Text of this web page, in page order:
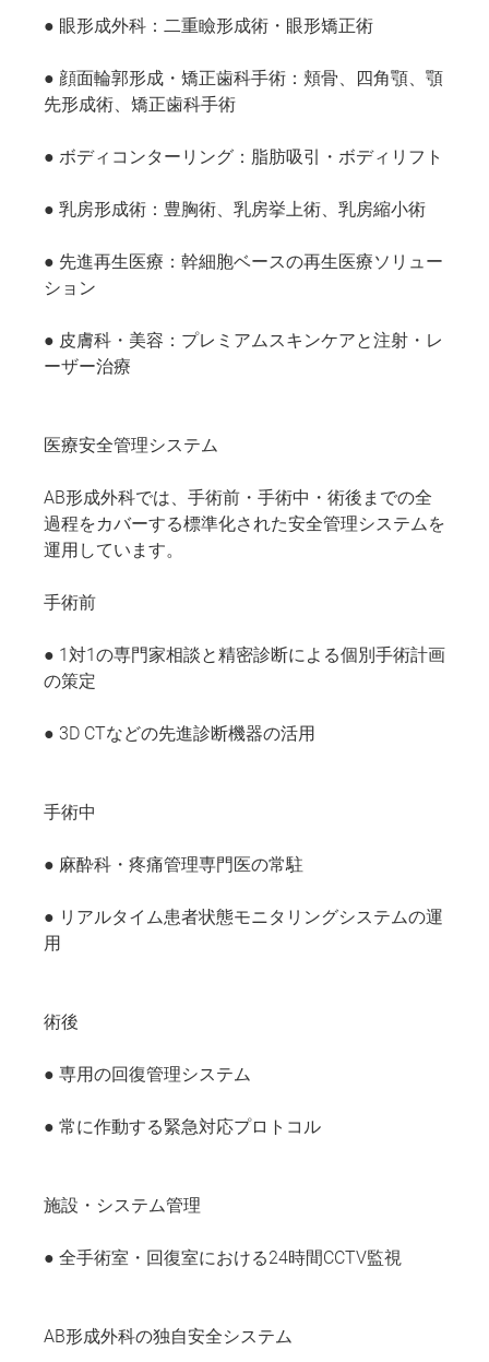
● 眼形成外科：二重瞼形成術・眼形矯正術
● 顔面輪郭形成・矯正歯科手術：頬骨、四角顎、顎
先形成術、矯正歯科手術
● ボディコンターリング：脂肪吸引・ボディリフト
● 乳房形成術：豊胸術、乳房挙上術、乳房縮小術
● 先進再生医療：幹細胞ベースの再生医療ソリュー
ション
● 皮膚科・美容：プレミアムスキンケアと注射・レ
ーザー治療
医療安全管理システム
AB形成外科では、手術前・手術中・術後までの全
過程をカバーする標準化された安全管理システムを
運用しています。
手術前
● 1対1の専門家相談と精密診断による個別手術計画
の策定
● 3D CTなどの先進診断機器の活用
手術中
● 麻酔科・疼痛管理専門医の常駐
● リアルタイム患者状態モニタリングシステムの運
用
術後
● 専用の回復管理システム
● 常に作動する緊急対応プロトコル
施設・システム管理
● 全手術室・回復室における24時間CCTV監視
AB形成外科の独自安全システム